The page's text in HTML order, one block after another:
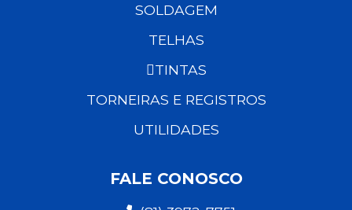
SOLDAGEM
TELHAS
TINTAS
TORNEIRAS E REGISTROS
UTILIDADES
FALE CONOSCO